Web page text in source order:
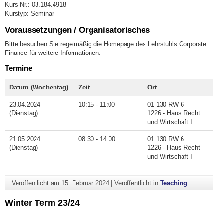
Kurs-Nr.: 03.184.4918
Kurstyp: Seminar
Voraussetzungen / Organisatorisches
Bitte besuchen Sie regelmäßig die Homepage des Lehrstuhls Corporate
Finance für weitere Informationen.
Termine
Datum (Wochentag) Zeit Ort
23.04.2024
(Dienstag)
10:15 - 11:00
01 130 RW 6
1226 - Haus Recht
und Wirtschaft I
21.05.2024
(Dienstag)
08:30 - 14:00
01 130 RW 6
1226 - Haus Recht
und Wirtschaft I
Veröffentlicht am 15. Februar 2024| Veröffentlicht in Teaching
Winter Term 23/24